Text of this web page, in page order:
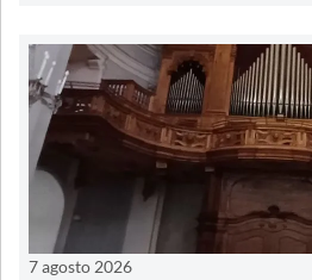
7 agosto 2026